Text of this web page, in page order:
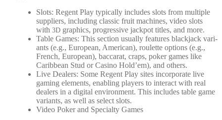
Slots: Regent Play typ­i­cal­ly includes slots from mul­ti­ple
sup­pli­ers, includ­ing clas­sic fruit machines, video slots
with 3D graph­ics, pro­gres­sive jack­pot titles, and more.
Table Games: This sec­tion usu­al­ly fea­tures black­jack vari­
ants (e.g., Euro­pean, Amer­i­can), roulette options (e.g.,
French, Euro­pean), bac­carat, craps, pok­er games like
Caribbean Stud or Casi­no Hold’em), and oth­ers.
Live Deal­ers: Some Regent Play sites incor­po­rate live
gam­ing ele­ments, enabling play­ers to inter­act with real
deal­ers in a dig­i­tal envi­ron­ment. This includes table game
vari­ants, as well as select slots.
Video Pok­er and Spe­cial­ty Games